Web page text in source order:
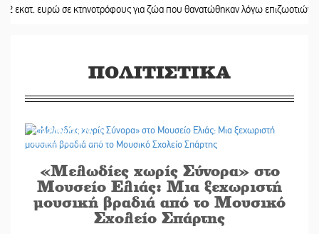
σε κτηνοτρόφους για ζώα που θανατώθηκαν λόγω επιζωοτιών || Η
ΠΟΛΙΤΙΣΤΙΚΑ
22/06/2026
«Μελωδίες χωρίς Σύνορα» στο
Μουσείο Ελιάς: Μια ξεχωριστή
μουσική βραδιά από το Μουσικό
Σχολείο Σπάρτης